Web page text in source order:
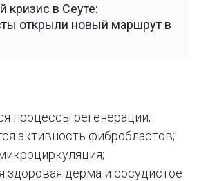
кризис в Сеуте:
открыли новый маршрут в
процессы регенерации;
активность фибробластов;
здоровая дерма и сосудистое